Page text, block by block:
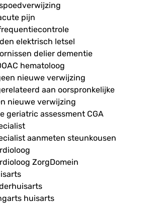
pijn
elektrisch letsel
delier dementie
hematoloog
nieuwe verwijzing
aan oorspronkelijke
nieuwe verwijzing
geriatric assessment CGA
aanmeten steunkousen
ZorgDomein
huisarts